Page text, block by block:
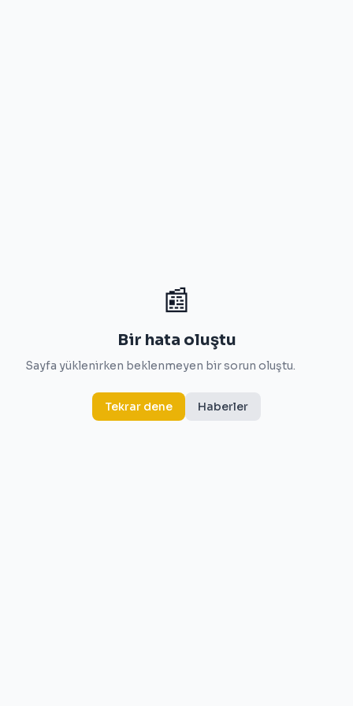
📰
Bir hata oluştu
Sayfa yüklenirken beklenmeyen bir sorun oluştu.
Tekrar dene Haberler